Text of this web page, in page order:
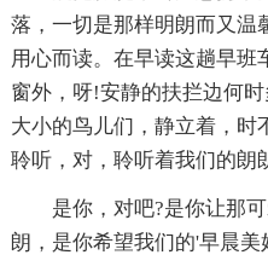
落，一切是那样明朗而又温
用心而读。在早读这趟早班
窗外，呀!安静的扶拦边何
大小的鸟儿们，静立着，时
聆听，对，聆听着我们的朗
是你，对吧?是你让那可
朗，是你希望我们的'早晨美